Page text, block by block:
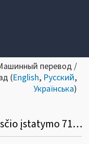
перевод /
(English, Русский,
Українська)
Dėl Pridėtinės vertės mokesčio įstatymo 71 straipsnio 7 dalies komentaro pakeitimo ir papildymo